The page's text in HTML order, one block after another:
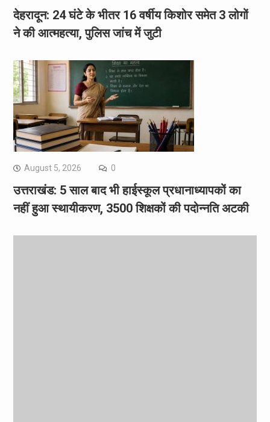
देहरादून: 24 घंटे के भीतर 16 वर्षीय किशोर समेत 3 लोगों
ने की आत्महत्या, पुलिस जांच में जुटी
August 5, 2026 0
उत्तराखंड: 5 साल बाद भी हाईस्कूल प्रधानाध्यापकों का
नहीं हुआ स्थायीकरण, 3500 शिक्षकों की पदोन्नति अटकी